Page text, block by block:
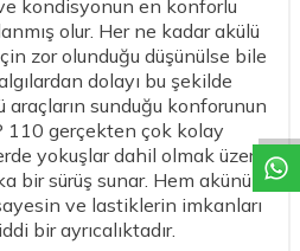
WhatappDesteHatt
kondisyonun en konforlu
olur. Her ne kadar akülü
zor olunduğu düşünülse bile
dolayı bu şekilde
sunduğu konforunun
110 gerçekten çok kolay
yokuşlar dahil olmak üzere
bir sürüş sunar. Hem akünün
ve lastiklerin imkanları
bir ayrıcalıktadır.